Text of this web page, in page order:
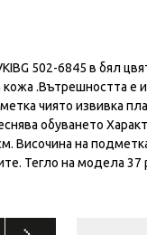
502-6845 в бял
.Вътрешността е
чиято извивка
обуването
Височина на
Тегло на модела 37